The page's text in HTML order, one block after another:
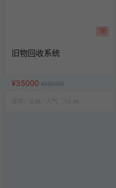
7折
旧物回收系统
¥35000 ¥50000